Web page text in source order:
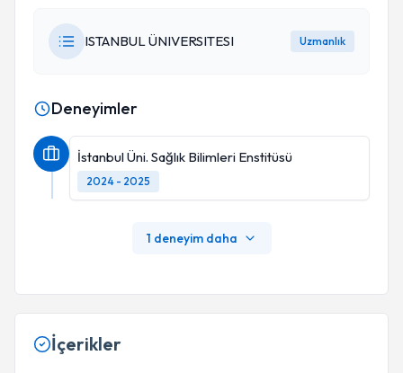
ISTANBUL ÜNIVERSITESI Uzmanlık
Deneyimler
İstanbul Üni. Sağlık Bilimleri Enstitüsü
2024 - 2025
1 deneyim daha
İçerikler